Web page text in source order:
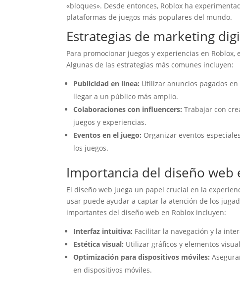
«bloques». Desde entonces, Roblox ha
plataformas de juegos más populares del mundo.
Estrategias de marketing
Para promocionar juegos y experiencias en
Algunas de las estrategias más comunes incluyen:
Publicidad en línea: Utilizar anuncios pagados
llegar a un público más amplio.
Colaboraciones con influencers: Trabajar con
juegos y experiencias.
Eventos en el juego: Organizar eventos
los juegos.
Importancia del diseño web
El diseño web juega un papel crucial en la
usar puede ayudar a captar la atención de los
importantes del diseño web en Roblox incluyen:
Interfaz intuitiva: Facilitar la navegación y la
Estética visual: Utilizar gráficos y elementos
Optimización para dispositivos móviles:
en dispositivos móviles.